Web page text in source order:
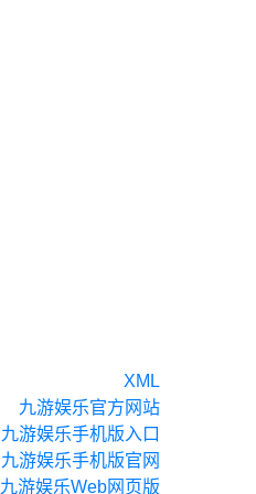
XML
九游娱乐官方网站
九游娱乐手机版入口
九游娱乐手机版官网
九游娱乐Web网页版